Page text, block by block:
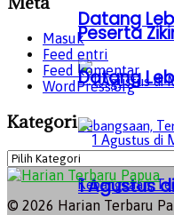
Datang
1 Agustus
Peserta
Datang
Masuk
Feed entri
Feed komentar
WordPress.org
Kategori
Kategori
© 2026 Harian Terbaru